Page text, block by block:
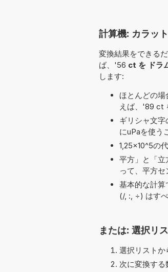
計算機: カラッ
変換結果をできる
ば、'56 ct を ドラ
します:
ほとんどの
えば、'89 ct
ギリシャ文
にuPaを使う
1,25×10^5の
平方」と「
って、平方
基本的な計
(/, :, ÷) はす
または: 選択リ
選択リスト
次に変換す